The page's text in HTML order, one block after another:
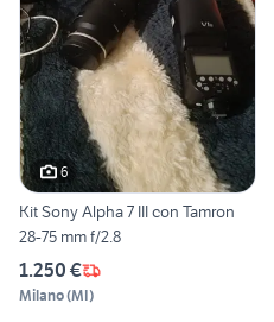
6
Kit Sony Alpha 7 III con Tamron
28-75 mm f/2.8
1.250 €
Milano(MI)